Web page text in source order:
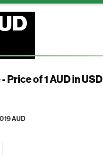
Price of 1 AUD in USD
AUD